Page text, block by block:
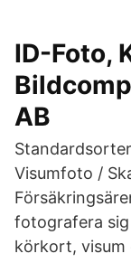
ID-Foto,
AB
Visumfoto /
fotografera
körkort,